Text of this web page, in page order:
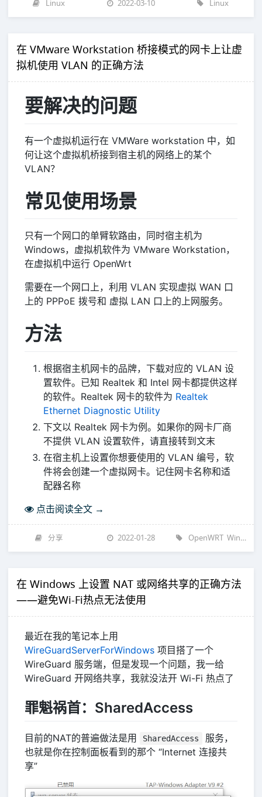
Linux 2022-03-10 Linux
在 VMware Workstation 桥接模式的网卡上让虚
拟机使用 VLAN 的正确方法
要解决的问题
有一个虚拟机运行在 VMWare workstation 中，如
何让这个虚拟机桥接到宿主机的网络上的某个
VLAN？
常见使用场景
只有一个网口的单臂软路由，同时宿主机为
Windows，虚拟机软件为 VMware Workstation，
在虚拟机中运行 OpenWrt
需要在一个网口上，利用 VLAN 实现虚拟 WAN 口
上的 PPPoE 拨号和 虚拟 LAN 口上的上网服务。
方法
根据宿主机网卡的品牌，下载对应的 VLAN 设
置软件。已知 Realtek 和 Intel 网卡都提供这样
的软件。Realtek 网卡的软件为 Realtek
Ethernet Diagnostic Utility
下文以 Realtek 网卡为例。如果你的网卡厂商
不提供 VLAN 设置软件，请直接转到文末
在宿主机上设置你想要使用的 VLAN 编号，软
件将会创建一个虚拟网卡。记住网卡名称和适
配器名称
点击阅读全文 →
分享 2022-01-28 OpenWRT Windows
在 Windows 上设置 NAT 或网络共享的正确方法
——避免Wi-Fi热点无法使用
最近在我的笔记本上用
WireGuardServerForWindows 项目搭了一个
WireGuard 服务端，但是发现一个问题，我一给
WireGuard 开网络共享，我就没法开 Wi-Fi 热点了
罪魁祸首：SharedAccess
目前的NAT的普遍做法是用 SharedAccess
服务，
也就是你在控制面板看到的那个 “Internet 连接共
享”